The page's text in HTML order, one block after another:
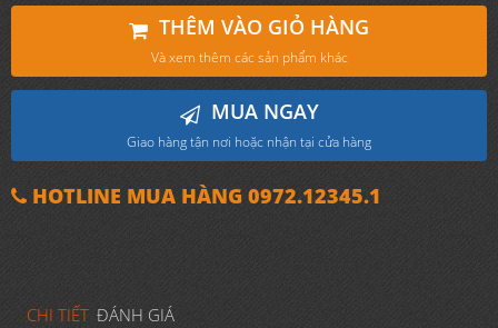
THÊM VÀO GIỎ HÀNG
Và xem thêm các sản phẩm khác
MUA NGAY
Giao hàng tận nơi hoặc nhận tại cửa hàng
HOTLINE MUA HÀNG 0972.12345.1
CHI TIẾT ĐÁNH GIÁ